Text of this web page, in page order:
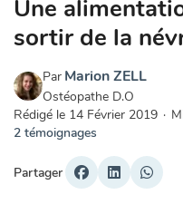
Une
sortir de la
Par Marion ZELL
Ostéopathe D.O
Rédigé le 14 Février 2019 ·
2 témoignages
Partager